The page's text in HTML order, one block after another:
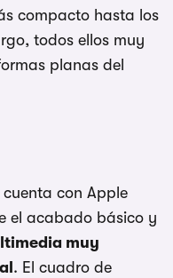
compacto hasta los
todos ellos muy
planas del
cuenta con Apple
el acabado básico y
muy
. El cuadro de